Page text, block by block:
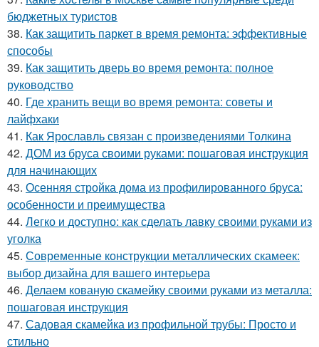
бюджетных туристов
38. Как защитить паркет в время ремонта: эффективные
способы
39. Как защитить дверь во время ремонта: полное
руководство
40. Где хранить вещи во время ремонта: советы и
лайфхаки
41. Как Ярославль связан с произведениями Толкина
42. ДОМ из бруса своими руками: пошаговая инструкция
для начинающих
43. Осенняя стройка дома из профилированного бруса:
особенности и преимущества
44. Легко и доступно: как сделать лавку своими руками из
уголка
45. Современные конструкции металлических скамеек:
выбор дизайна для вашего интерьера
46. Делаем кованую скамейку своими руками из металла:
пошаговая инструкция
47. Садовая скамейка из профильной трубы: Просто и
стильно